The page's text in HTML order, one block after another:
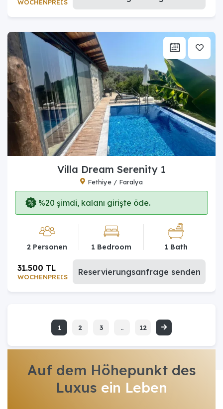
WOCHENPREIS
Villa Dream Serenity 1
Fethiye / Faralya
%20 şimdi, kalanı girişte öde.
2 Personen 1 Bedroom 1 Bath
WOCHENPREIS
31.500 TL Reservierungsanfrage senden
1 2 3 .. 12
Auf dem Höhepunkt des
Luxus ein Leben